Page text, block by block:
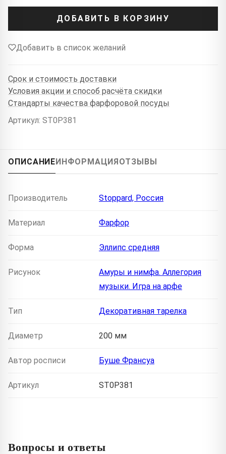
ДОБАВИТЬ В КОРЗИНУ
Добавить в список желаний
Срок и стоимость доставки
Условия акции и способ расчёта скидки
Стандарты качества фарфоровой посуды
Артикул: ST0P381
ОПИСАНИЕИНФОРМАЦИЯОТЗЫВЫ
Производитель Stoppard, Россия
Материал Фарфор
Форма Эллипс средняя
Рисунок
Амуры и нимфа. Аллегория
музыки. Игра на арфе
Тип Декоративная тарелка
Диаметр 200 мм
Автор росписи Буше Франсуа
Артикул ST0P381
Вопросы и ответы